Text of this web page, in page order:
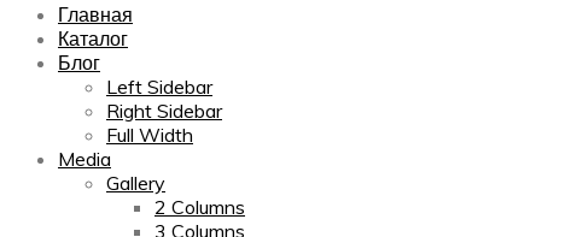
Главная
Каталог
Блог
Left Sidebar
Right Sidebar
Full Width
Media
Gallery
2 Columns
3 Columns